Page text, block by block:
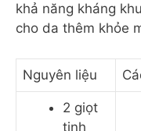
khả năng kháng
cho da thêm khỏe
Nguyên liệu
2 giọt
tinh